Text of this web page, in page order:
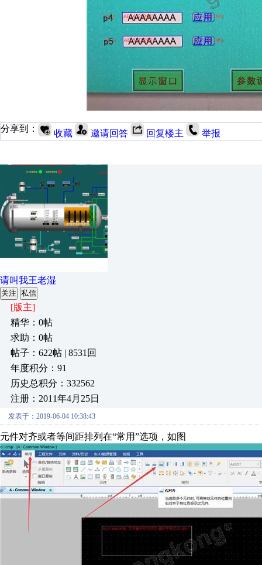
分享到： 收藏 邀请回答 回复楼主 举报
请叫我王老湿
关注 私信
[版主]
精华：0帖
求助：0帖
帖子：622帖 | 8531回
年度积分：91
历史总积分：332562
注册：2011年4月25日
发表于：2019-06-04 10:38:43
元件对齐或者等间距排列在“常用”选项，如图